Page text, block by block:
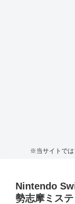
※当サイトでは
Nintendo
勢志摩ミス